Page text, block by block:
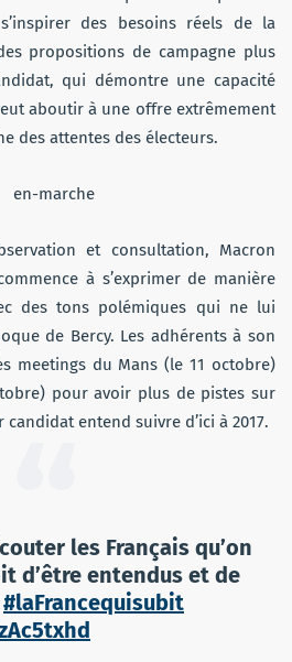
des besoins réels de la
propositions de campagne plus
qui démontre une capacité
aboutir à une offre extrêmement
des attentes des électeurs.
et consultation, Macron
à s’exprimer de manière
des tons polémiques qui ne lui
de Bercy. Les adhérents à son
meetings du Mans (le 11 octobre)
pour avoir plus de pistes sur
entend suivre d’ici à 2017.
les Français qu’on
d’être entendus et de
#laFrancequisubit